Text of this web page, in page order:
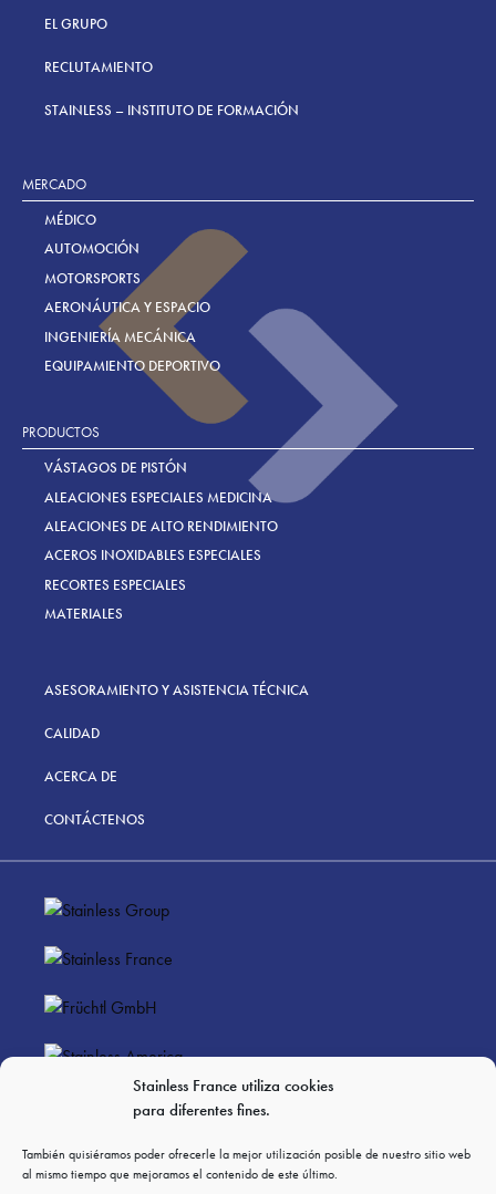
Stainless France utiliza cookies
para diferentes fines.
También quisiéramos poder ofrecerle la mejor utilización posible de nuestro sitio web
al mismo tiempo que mejoramos el contenido de este último.
EL GRUPO
RECLUTAMIENTO
STAINLESS – INSTITUTO DE FORMACIÓN
MERCADO
MÉDICO
AUTOMOCIÓN
MOTORSPORTS
AERONÁUTICA Y ESPACIO
INGENIERÍA MECÁNICA
EQUIPAMIENTO DEPORTIVO
PRODUCTOS
VÁSTAGOS DE PISTÓN
ALEACIONES ESPECIALES MEDICINA
ALEACIONES DE ALTO RENDIMIENTO
ACEROS INOXIDABLES ESPECIALES
RECORTES ESPECIALES
MATERIALES
ASESORAMIENTO Y ASISTENCIA TÉCNICA
CALIDAD
ACERCA DE
CONTÁCTENOS
PERSONAL DATA PRIVACY